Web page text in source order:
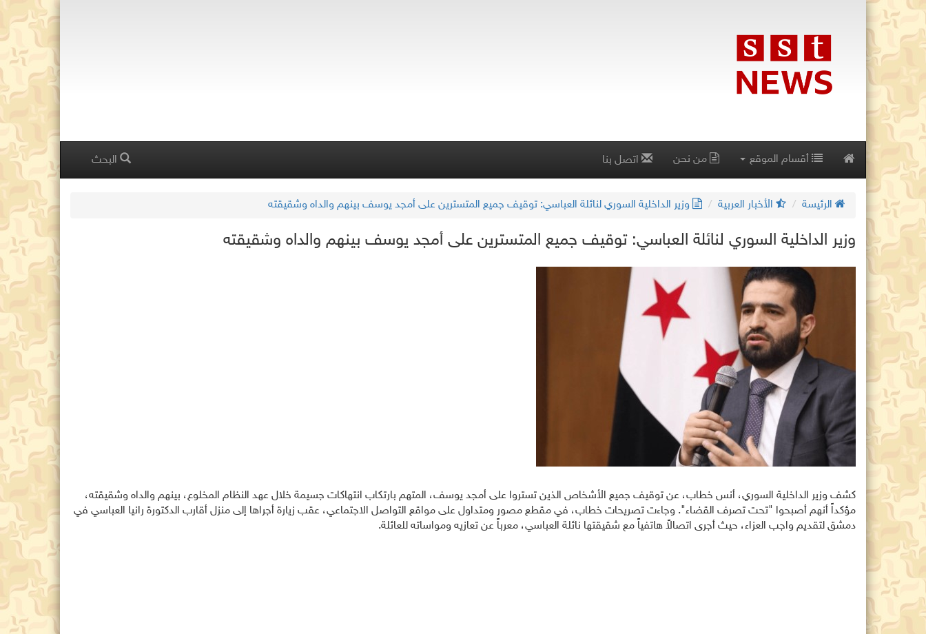
أقسام الموقع من نحن اتصل بنا البحث
الرئيسة الأخبار العربية وزير الداخلية السوري لنائلة العباسي: توقيف جميع المتسترين على أمجد يوسف بينهم والداه وشقيقته
وزير الداخلية السوري لنائلة العباسي: توقيف جميع المتسترين على أمجد يوسف بينهم والداه وشقيقته
كشف وزير الداخلية السوري، أنس خطاب، عن توقيف جميع الأشخاص الذين تستروا على أمجد يوسف، المتهم بارتكاب انتهاكات جسيمة خلال عهد النظام المخلوع، بينهم والداه وشقيقته،
مؤكداً أنهم أصبحوا "تحت تصرف القضاء". وجاءت تصريحات خطاب، في مقطع مصور ومتداول على مواقع التواصل الاجتماعي، عقب زيارة أجراها إلى منزل أقارب الدكتورة رانيا العباسي في
دمشق لتقديم واجب العزاء، حيث أجرى اتصالاً هاتفياً مع شقيقتها نائلة العباسي، معرباً عن تعازيه ومواساته للعائلة.